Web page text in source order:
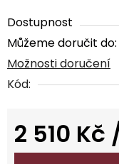
Dostupnost
Můžeme doručit do:
Možnosti doručení
Kód:
2 510 Kč
Měrná cena: